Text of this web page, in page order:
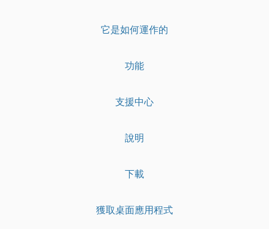
它是如何運作的
功能
支援中心
說明
下載
獲取桌面應用程式